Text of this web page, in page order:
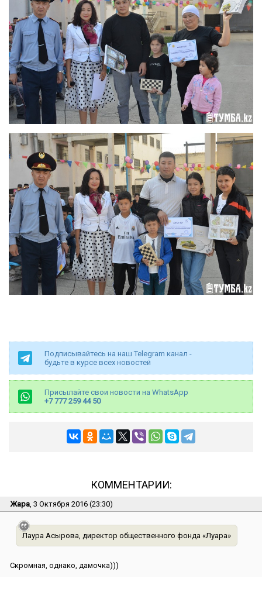
Подписывайтесь на наш Telegram канал -
будьте в курсе всех новостей
Присылайте свои новости на WhatsApp
+7 777 259 44 50
КОММЕНТАРИИ:
Жара , 3 Октября 2016 (23:30)
Лаура Асырова, директор общественного фонда «Луара»
Скромная, однако, дамочка)))